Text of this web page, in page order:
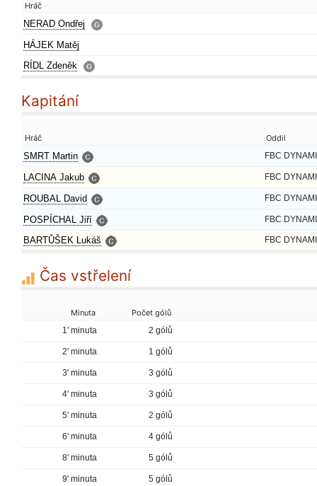
Hráč
NERAD Ondřej
HÁJEK Matěj
RÍDL Zdeněk
Kapitání
Hráč Oddil
SMRT Martin FBC
LACINA Jakub FBC
ROUBAL David FBC
POSPÍCHAL Jiří FBC
BARTŮŠEK Lukáš FBC
Čas vstřelení
Minuta
Počet gólů
1' minuta
2 gólů
2' minuta 1 gólů
3' minuta 3 gólů
4' minuta 3 gólů
5' minuta 2 gólů
6' minuta 4 gólů
8' minuta 5 gólů
9' minuta 5 gólů